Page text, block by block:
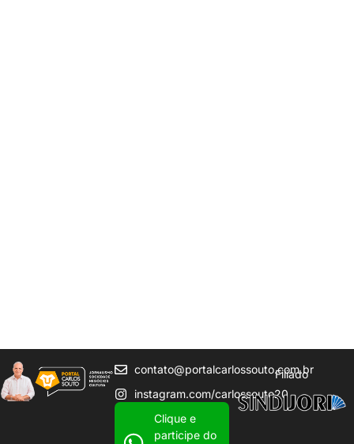
contato@portalcarlossouto.com.br
instagram.com/carlossouto20
Clique e
participe do
Filiado